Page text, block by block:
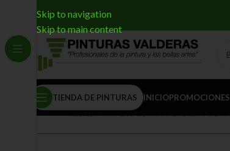
Skip to navigation
Skip to main content
TIENDA DE PINTURAS INICIOPROMOCIONES
Inicio/PINTURAS